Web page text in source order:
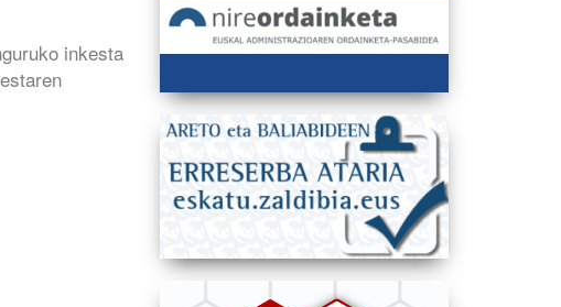
inkesta